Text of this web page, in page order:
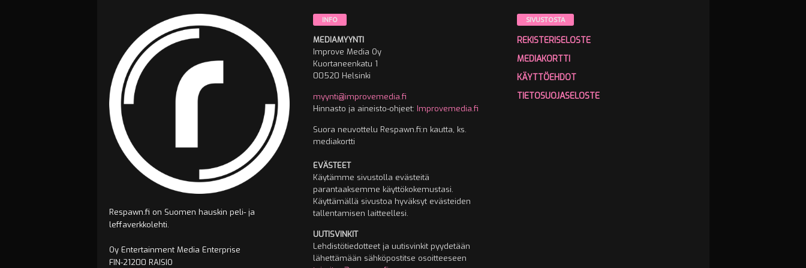
Respawn.fi on Suomen hauskin peli- ja
leffaverkkolehti.
Oy Entertainment Media Enterprise
FIN-21200 RAISIO
INFO
MEDIAMYYNTI
Improve Media Oy
Kuortaneenkatu 1
00520 Helsinki
myynti@improvemedia.fi
Hinnasto ja aineisto-ohjeet: Improvemedia.fi
Suora neuvottelu Respawn.fi:n kautta, ks.
mediakortti
EVÄSTEET
Käytämme sivustolla evästeitä
parantaaksemme käyttökokemustasi.
Käyttämällä sivustoa hyväksyt evästeiden
tallentamisen laitteellesi.
UUTISVINKIT
Lehdistötiedotteet ja uutisvinkit pyydetään
lähettämään sähköpostitse osoitteeseen
SIVUSTOSTA
REKISTERISELOSTE
MEDIAKORTTI
KÄYTTÖEHDOT
TIETOSUOJASELOSTE